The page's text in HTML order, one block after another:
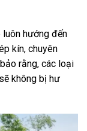
luôn hướng đến
kín, chuyên
rằng, các loại
không bị hư